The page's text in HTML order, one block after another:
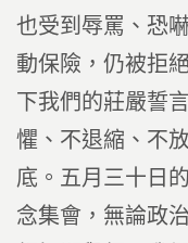
也受到辱罵、恐
動保險，仍被拒
下我們的莊嚴誓
懼、不退縮、不
底。五月三十日
念集會，無論政